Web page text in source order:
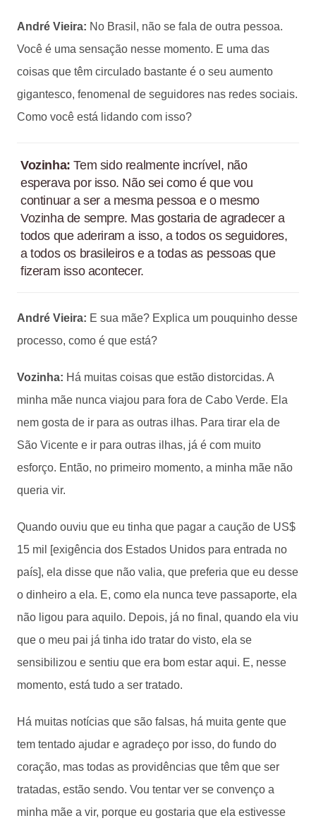
André Vieira: No Brasil, não se fala de outra pessoa.
Você é uma sensação nesse momento. E uma das
coisas que têm circulado bastante é o seu aumento
gigantesco, fenomenal de seguidores nas redes sociais.
Como você está lidando com isso?
Vozinha: Tem sido realmente incrível, não
esperava por isso. Não sei como é que vou
continuar a ser a mesma pessoa e o mesmo
Vozinha de sempre. Mas gostaria de agradecer a
todos que aderiram a isso, a todos os seguidores,
a todos os brasileiros e a todas as pessoas que
fizeram isso acontecer.
André Vieira: E sua mãe? Explica um pouquinho desse
processo, como é que está?
Vozinha: Há muitas coisas que estão distorcidas. A
minha mãe nunca viajou para fora de Cabo Verde. Ela
nem gosta de ir para as outras ilhas. Para tirar ela de
São Vicente e ir para outras ilhas, já é com muito
esforço. Então, no primeiro momento, a minha mãe não
queria vir.
Quando ouviu que eu tinha que pagar a caução de US$
15 mil [exigência dos Estados Unidos para entrada no
país], ela disse que não valia, que preferia que eu desse
o dinheiro a ela. E, como ela nunca teve passaporte, ela
não ligou para aquilo. Depois, já no final, quando ela viu
que o meu pai já tinha ido tratar do visto, ela se
sensibilizou e sentiu que era bom estar aqui. E, nesse
momento, está tudo a ser tratado.
Há muitas notícias que são falsas, há muita gente que
tem tentado ajudar e agradeço por isso, do fundo do
coração, mas todas as providências que têm que ser
tratadas, estão sendo. Vou tentar ver se convenço a
minha mãe a vir, porque eu gostaria que ela estivesse